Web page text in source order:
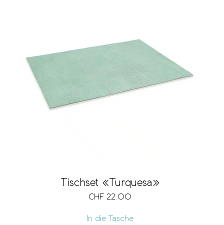
Tischset «Turquesa»
CHF 22.00
In die Tasche